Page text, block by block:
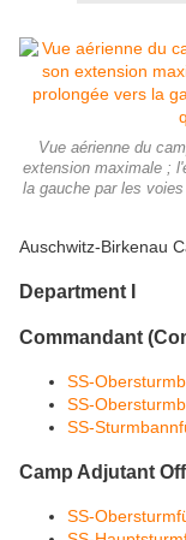
Vue aérienne du
extension maximale ;
la gauche par les
Auschwitz-Birkenau
Department I
Commandant
SS-
SS-
SS-
Camp Adjutant
SS-